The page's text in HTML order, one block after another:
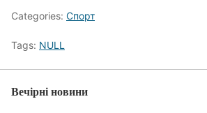
Categories: Спорт
Tags: NULL
Вечірні новини